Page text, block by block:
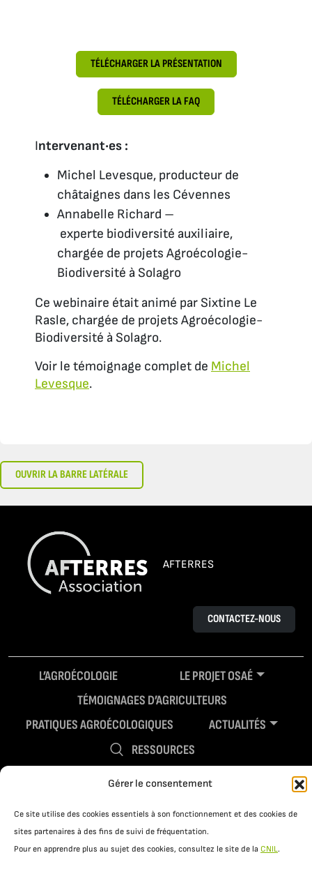
Gérer le consentement
Ce site utilise des cookies essentiels à son fonctionnement et des cookies de
sites partenaires à des fins de suivi de fréquentation.
Pour en apprendre plus au sujet des cookies, consultez le site de la CNIL.
TÉLÉCHARGER LA PRÉSENTATION
TÉLÉCHARGER LA FAQ
Intervenant·es :
Michel Levesque, producteur de
châtaignes dans les Cévennes
Annabelle Richard –
experte biodiversité auxiliaire,
chargée de projets Agroécologie-
Biodiversité à Solagro
Ce webinaire était animé par Sixtine Le
Rasle, chargée de projets Agroécologie-
Biodiversité à Solagro.
Voir le témoignage complet de Michel
Levesque.
OUVRIR LA BARRE LATÉRALE
AFTERRES
CONTACTEZ-NOUS
L’AGROÉCOLOGIE
LE PROJET OSAÉ
TÉMOIGNAGES D’AGRICULTEURS
PRATIQUES AGROÉCOLOGIQUES
ACTUALITÉS
RESSOURCES